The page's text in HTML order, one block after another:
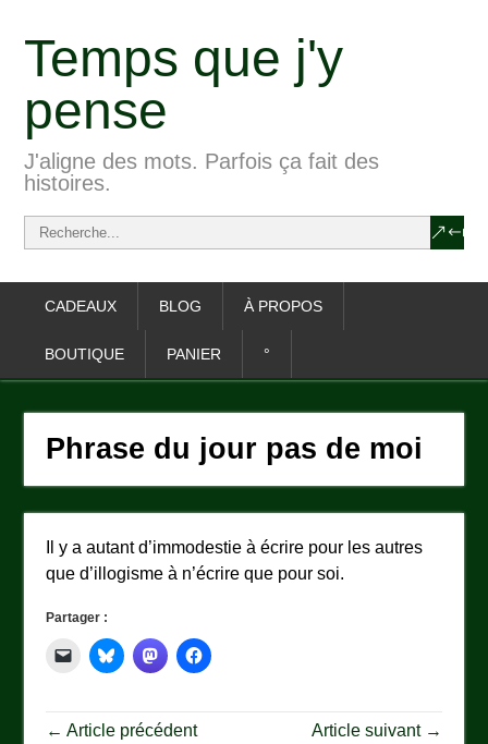
Temps que j'y
pense
J'aligne des mots. Parfois ça fait des
histoires.
CADEAUX BLOG À PROPOS
BOUTIQUE PANIER °
Phrase du jour pas de moi
Il y a autant d’immodestie à écrire pour les autres
que d’illogisme à n’écrire que pour soi.
Partager :
← Article précédent Article suivant →